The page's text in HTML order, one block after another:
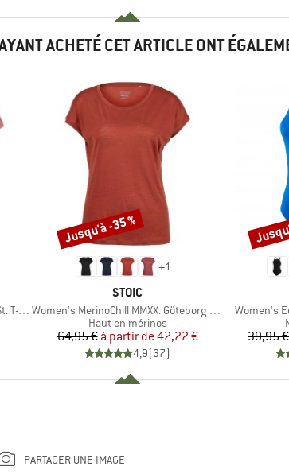
ACHETÉ CET ARTICLE ONT
+1
MARQUE
STOIC
Article
Women's MerinoChill MMXX. Göteborg Loose Tee
Product group
Haut en mérinos
Prix
64,95 € Prix réduit
à partir de42,22 €
4,9(37)
Remise
Jusqu'à -35 %
Article
Women's
39,95 €
Remise
PARTAGER UNE IMAGE